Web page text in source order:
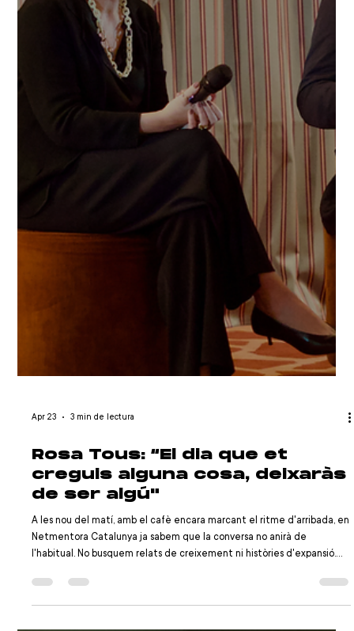
Nous projectes premiats:
Abril
En Netmentora Catalunya reconeixem i premiem a aquelless tartups
que estan marcant la diferència en els seus sectors. Avui volem
presentar-te tres projectes innovadors que està transformant
l'ecosistema empresarial. HUNCH: Agència creativa amb models +40
que redefineix la bellesa Donem la benvinguda a Anabel Luna
(Founder) de HUNCH. HUNCH és la primera agència creativa a Espanya
especialitzada a treballar amb models de més de 40 anys. Fundada